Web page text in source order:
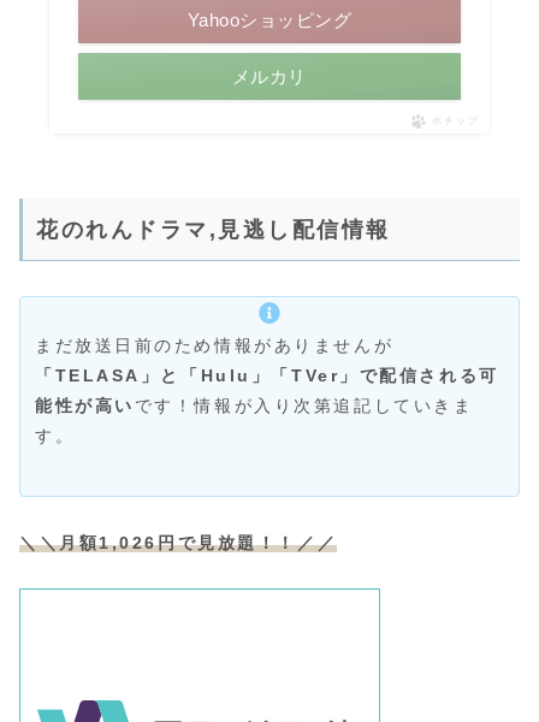
Yahooショッピング
メルカリ
ポチップ
花のれんドラマ,見逃し配信情報
まだ放送日前のため情報がありませんが
「TELASA」と「Hulu」「 TVer 」で配信される可
能性が高い です！情報が入り次第追記していきま
す。
＼＼月額1,026円で見放題！！／／